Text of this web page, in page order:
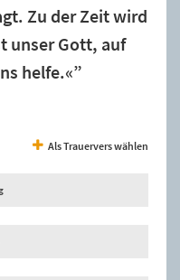
Zu der Zeit wird
unser Gott, auf
helfe.«”
Als Trauervers wählen